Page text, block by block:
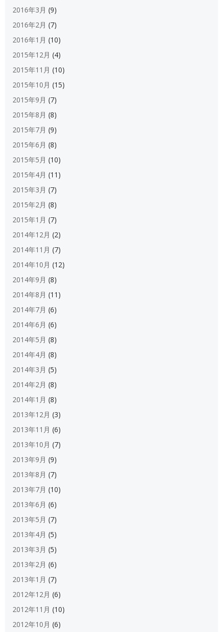
2016年3月 (9)
2016年2月 (7)
2016年1月 (10)
2015年12月 (4)
2015年11月 (10)
2015年10月 (15)
2015年9月 (7)
2015年8月 (8)
2015年7月 (9)
2015年6月 (8)
2015年5月 (10)
2015年4月 (11)
2015年3月 (7)
2015年2月 (8)
2015年1月 (7)
2014年12月 (2)
2014年11月 (7)
2014年10月 (12)
2014年9月 (8)
2014年8月 (11)
2014年7月 (6)
2014年6月 (6)
2014年5月 (8)
2014年4月 (8)
2014年3月 (5)
2014年2月 (8)
2014年1月 (8)
2013年12月 (3)
2013年11月 (6)
2013年10月 (7)
2013年9月 (9)
2013年8月 (7)
2013年7月 (10)
2013年6月 (6)
2013年5月 (7)
2013年4月 (5)
2013年3月 (5)
2013年2月 (6)
2013年1月 (7)
2012年12月 (6)
2012年11月 (10)
2012年10月 (6)